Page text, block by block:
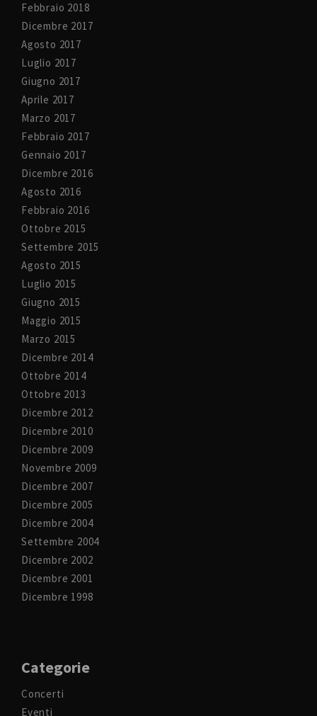
Febbraio 2018
Dicembre 2017
Agosto 2017
Luglio 2017
Giugno 2017
Aprile 2017
Marzo 2017
Febbraio 2017
Gennaio 2017
Dicembre 2016
Agosto 2016
Febbraio 2016
Ottobre 2015
Settembre 2015
Agosto 2015
Luglio 2015
Giugno 2015
Maggio 2015
Marzo 2015
Dicembre 2014
Ottobre 2014
Ottobre 2013
Dicembre 2012
Dicembre 2010
Dicembre 2009
Novembre 2009
Dicembre 2007
Dicembre 2005
Dicembre 2004
Settembre 2004
Dicembre 2002
Dicembre 2001
Dicembre 1998
Categorie
Concerti
Eventi